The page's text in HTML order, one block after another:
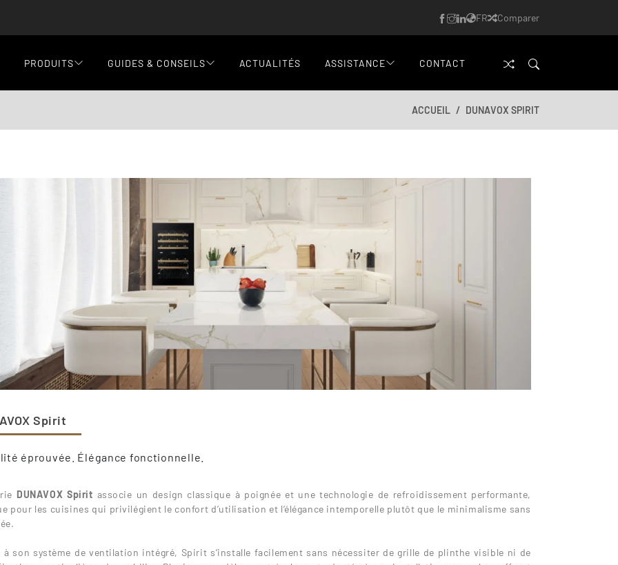
FR Comparer
PRODUITS GUIDES & CONSEILS ACTUALITÉS ASSISTANCE CONTACT
ACCUEIL DUNAVOX SPIRIT
Spirit
éprouvée. Élégance fonctionnelle.
DUNAVOX Spirit associe un design classique à poignée et une technologie de refroidissement performante,
pour les cuisines qui privilégient le confort d’utilisation et l’élégance intemporelle plutôt que le minimalisme sans
à son système de ventilation intégré, Spirit s’installe facilement sans nécessiter de grille de plinthe visible ni de